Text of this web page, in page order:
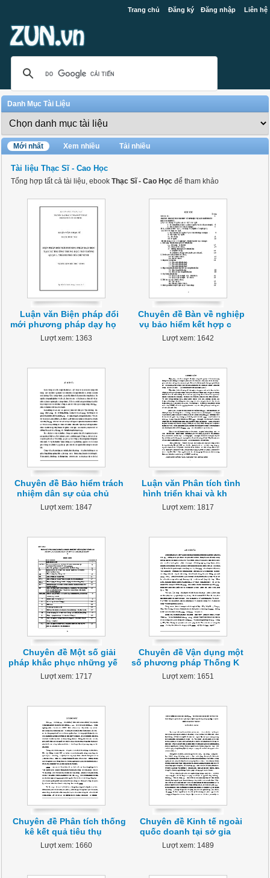
Trang chủ Đăng ký Đăng nhập Liên hệ
Danh Mục Tài Liệu
Mới nhất Xem nhiều Tải nhiều
Tài liệu Thạc Sĩ - Cao Học
Tổng hợp tất cả tài liệu, ebookThạc Sĩ - Cao Học để tham khảo
Luận văn Biện pháp đổi
mới phương pháp dạy họ
Lượt xem: 1363
Chuyên đề Bàn về nghiệp
vụ bảo hiểm kết hợp c
Lượt xem: 1642
Chuyên đề Bảo hiểm trách
nhiệm dân sự của chủ
Lượt xem: 1847
Luận văn Phân tích tình
hình triển khai và kh
Lượt xem: 1817
Chuyên đề Một số giải
pháp khắc phục những yế
Lượt xem: 1717
Chuyên đề Vận dụng một
số phương pháp Thống K
Lượt xem: 1651
Chuyên đề Phân tích thống
kê kết quả tiêu thụ
Lượt xem: 1660
Chuyên đề Kinh tế ngoài
quốc doanh tại sở gia
Lượt xem: 1489